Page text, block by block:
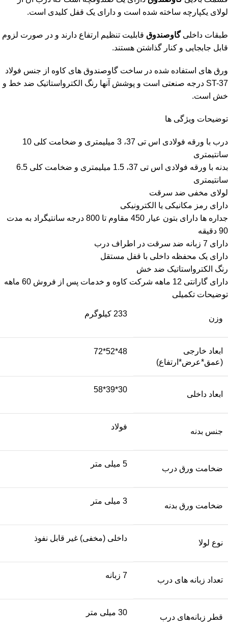
لولای یکپارچه ساخته شده است و دارای یک قفل کلیدی است.
طبقات داخلیگاوصندوق قابلیت تنظیم ارتفاع دارند و در صورت لزوم
قابل جابجایی و کنار گذاشتن هستند.
ورق های استفاده شده در ساخت گاوصندوق های کاوه از جنس فولاد
ST-37 درجه صنعتی است و پوشش آنها رنگ الکترواستاتیک ضد خط و
خش است.
توضیحات ویژگی ها
درب با ورقه فولادی اس تی 37، 3 میلیمتری و ضخامت کلی 10
سانتیمتری
بدنه با ورقه فولادی اس تی 37، 1.5 میلیمتری و ضخامت کلی 6.5
سانتیمتری
لولای مخفی ضد سرقت
دارای رمز مکانیکی یا الکترونیکی
جداره ها دارای بتون عیار 450 مقاوم تا 800 درجه سانتیگراد به مدت
90 دقیقه
دارای 7 زبانه ضد سرقت در اطراف درب
دارای یک محفظه داخلی با قفل مستقل
رنگ الکترواستاتیک ضد خش
دارای گارانتی 12 ماهه شرکت کاوه و خدمات پس از فروش 60 ماهه
توضیحات تکمیلی
وزن
233 کیلوگرم
ابعاد خارجی
(عمق*عرض*ارتفاع)
48*52*72
ابعاد داخلی
30*39*58
جنس بدنه
فولاد
ضخامت ورق درب
5 میلی متر
ضخامت ورق بدنه
3 میلی متر
نوع لولا
داخلی (مخفی) غیر قابل نفوذ
تعداد زبانه های درب
7 زبانه
قطر زبانه‌های درب
30 میلی متر